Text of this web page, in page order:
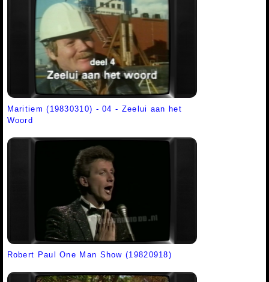
Maritiem (19830310) - 04 - Zeelui aan het
Woord
Robert Paul One Man Show (19820918)